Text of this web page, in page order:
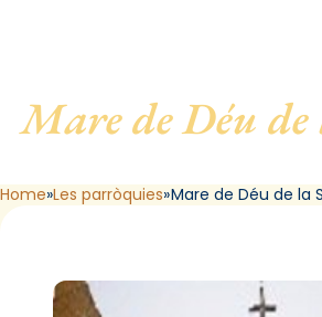
Mare de Déu
Home Les parròquies Mare de Déu de la